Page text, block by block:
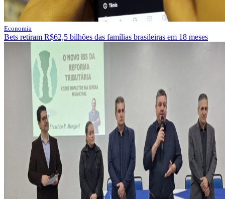
Economia
Bets retiram R$62,5 bilhões das famílias brasileiras em 18 meses